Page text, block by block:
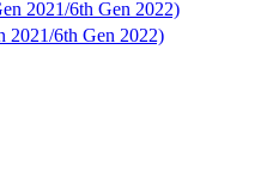
2021/6th Gen 2022)
2021/6th Gen 2022)